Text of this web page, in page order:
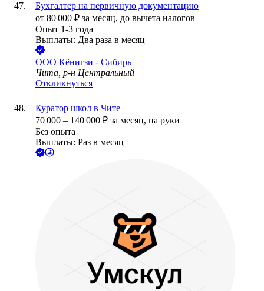
Бухгалтер на первичную документацию
от 80 000 ₽ за месяц, до вычета налогов
Опыт 1-3 года
Выплаты: Два раза в месяц
ООО Кёнигзи - Сибирь
Чита, р-н Центральный
Откликнуться
Куратор школ в Чите
70 000 – 140 000 ₽ за месяц, на руки
Без опыта
Выплаты: Раз в месяц